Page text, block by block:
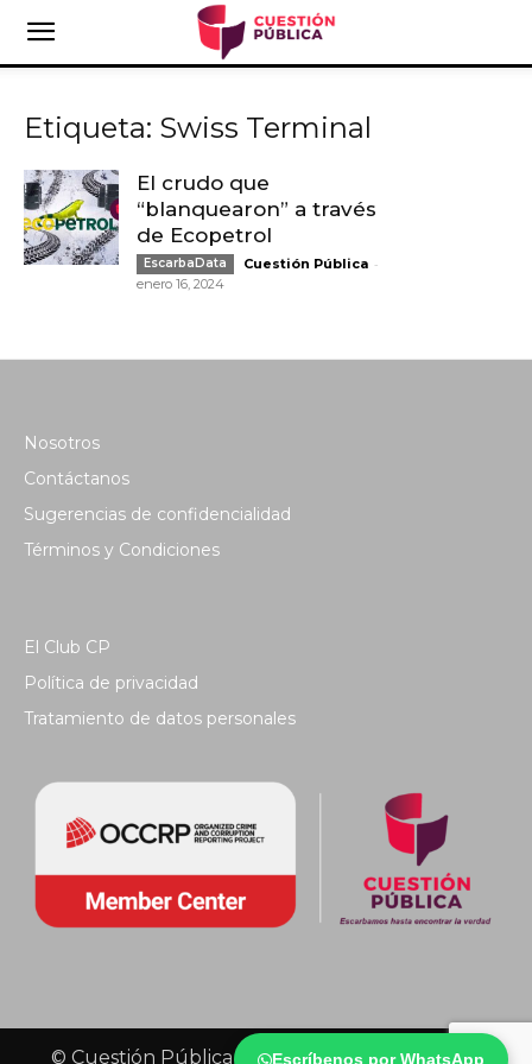
Escríbenos por WhatsApp
Etiqueta: Swiss Terminal
El crudo que
“blanquearon” a través
de Ecopetrol
EscarbaData Cuestión Pública -
enero 16, 2024
Nosotros
Contáctanos
Sugerencias de confidencialidad
Términos y Condiciones
El Club CP
Política de privacidad
Tratamiento de datos personales
© Cuestión Pública 2018 - Todos los derechos